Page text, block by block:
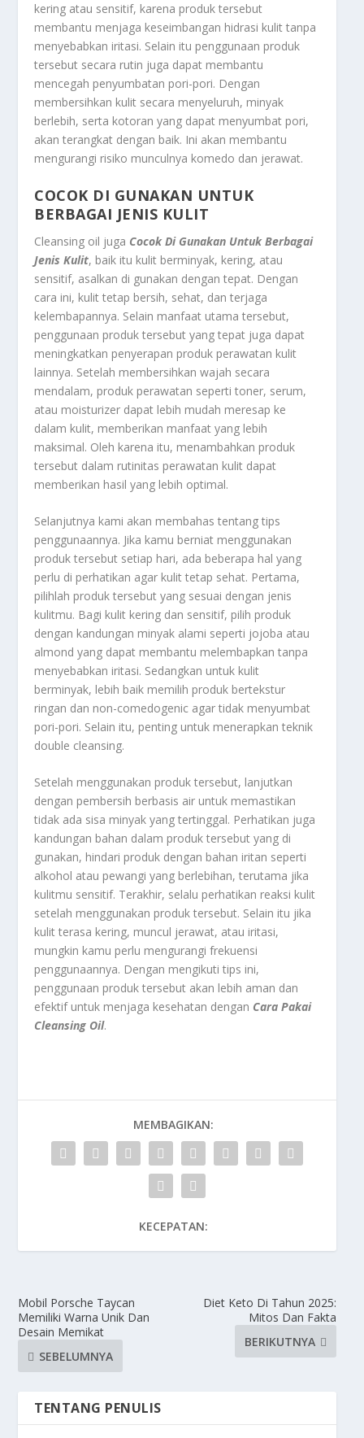
kering atau sensitif, karena produk tersebut
membantu menjaga keseimbangan hidrasi kulit tanpa
menyebabkan iritasi. Selain itu penggunaan produk
tersebut secara rutin juga dapat membantu
mencegah penyumbatan pori-pori. Dengan
membersihkan kulit secara menyeluruh, minyak
berlebih, serta kotoran yang dapat menyumbat pori,
akan terangkat dengan baik. Ini akan membantu
mengurangi risiko munculnya komedo dan jerawat.
COCOK DI GUNAKAN UNTUK
BERBAGAI JENIS KULIT
Cleansing oil juga Cocok Di Gunakan Untuk Berbagai
Jenis Kulit, baik itu kulit berminyak, kering, atau
sensitif, asalkan di gunakan dengan tepat. Dengan
cara ini, kulit tetap bersih, sehat, dan terjaga
kelembapannya. Selain manfaat utama tersebut,
penggunaan produk tersebut yang tepat juga dapat
meningkatkan penyerapan produk perawatan kulit
lainnya. Setelah membersihkan wajah secara
mendalam, produk perawatan seperti toner, serum,
atau moisturizer dapat lebih mudah meresap ke
dalam kulit, memberikan manfaat yang lebih
maksimal. Oleh karena itu, menambahkan produk
tersebut dalam rutinitas perawatan kulit dapat
memberikan hasil yang lebih optimal.
Selanjutnya kami akan membahas tentang tips
penggunaannya. Jika kamu berniat menggunakan
produk tersebut setiap hari, ada beberapa hal yang
perlu di perhatikan agar kulit tetap sehat. Pertama,
pilihlah produk tersebut yang sesuai dengan jenis
kulitmu. Bagi kulit kering dan sensitif, pilih produk
dengan kandungan minyak alami seperti jojoba atau
almond yang dapat membantu melembapkan tanpa
menyebabkan iritasi. Sedangkan untuk kulit
berminyak, lebih baik memilih produk bertekstur
ringan dan non-comedogenic agar tidak menyumbat
pori-pori. Selain itu, penting untuk menerapkan teknik
double cleansing.
Setelah menggunakan produk tersebut, lanjutkan
dengan pembersih berbasis air untuk memastikan
tidak ada sisa minyak yang tertinggal. Perhatikan juga
kandungan bahan dalam produk tersebut yang di
gunakan, hindari produk dengan bahan iritan seperti
alkohol atau pewangi yang berlebihan, terutama jika
kulitmu sensitif. Terakhir, selalu perhatikan reaksi kulit
setelah menggunakan produk tersebut. Selain itu jika
kulit terasa kering, muncul jerawat, atau iritasi,
mungkin kamu perlu mengurangi frekuensi
penggunaannya. Dengan mengikuti tips ini,
penggunaan produk tersebut akan lebih aman dan
efektif untuk menjaga kesehatan dengan Cara Pakai
Cleansing Oil.
MEMBAGIKAN:
KECEPATAN:
Mobil Porsche Taycan
Memiliki Warna Unik Dan
Desain Memikat
SEBELUMNYA
Diet Keto Di Tahun 2025:
Mitos Dan Fakta
BERIKUTNYA
TENTANG PENULIS